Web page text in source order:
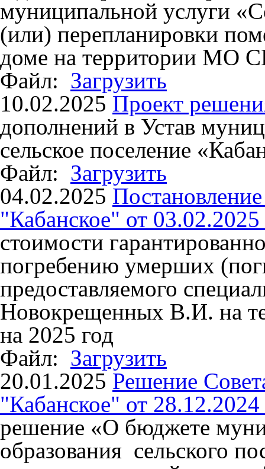
муниципальной услуги
(или) перепланировки
доме на территории МО
Файл: Загрузить
10.02.2025 Проект
дополнений в Устав
сельское поселение
Файл: Загрузить
04.02.2025
"Кабанское" от
стоимости
погребению умерших
предоставляемого
Новокрещенных В.И. на
на 2025 год
Файл: Загрузить
20.01.2025 Решение
"Кабанское" от
решение «О бюджете
образования сельского